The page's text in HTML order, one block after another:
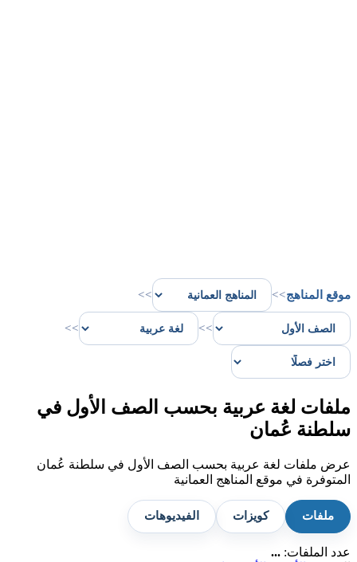
موقع المناهج>>
>>
>>
>>
ملفات لغة عربية بحسب الصف الأول في
سلطنة عُمان
عرض ملفات لغة عربية بحسب الصف الأول في سلطنة عُمان
المتوفرة في موقع المناهج العمانية
ملفات كويزات الفيديوهات
عدد الملفات: ...